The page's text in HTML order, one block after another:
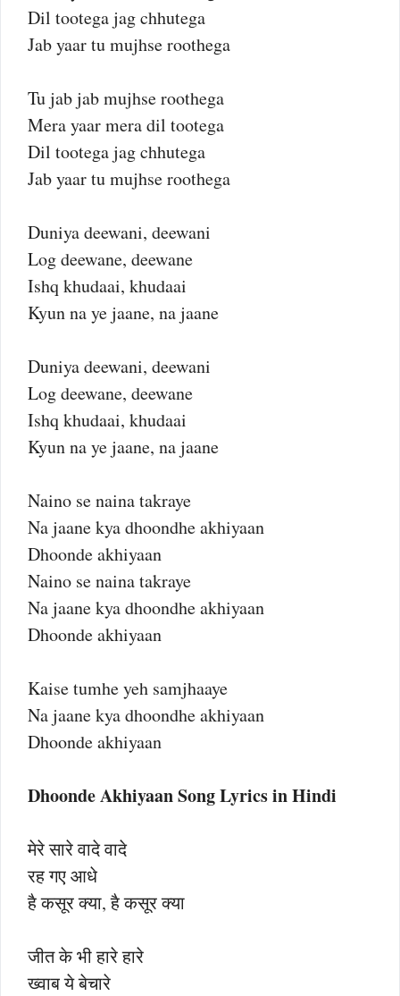
Dil tootega jag chhutega
Jab yaar tu mujhse roothega
Tu jab jab mujhse roothega
Mera yaar mera dil tootega
Dil tootega jag chhutega
Jab yaar tu mujhse roothega
Duniya deewani, deewani
Log deewane, deewane
Ishq khudaai, khudaai
Kyun na ye jaane, na jaane
Duniya deewani, deewani
Log deewane, deewane
Ishq khudaai, khudaai
Kyun na ye jaane, na jaane
Naino se naina takraye
Na jaane kya dhoondhe akhiyaan
Dhoonde akhiyaan
Naino se naina takraye
Na jaane kya dhoondhe akhiyaan
Dhoonde akhiyaan
Kaise tumhe yeh samjhaaye
Na jaane kya dhoondhe akhiyaan
Dhoonde akhiyaan
Dhoonde Akhiyaan Song Lyrics in Hindi
मेरे सारे वादे वादे
रह गए आधे
है कसूर क्या, है कसूर क्या
जीत के भी हारे हारे
ख्वाब ये बेचारे